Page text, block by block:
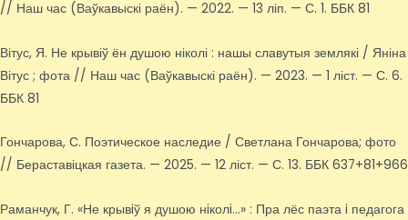
// Наш час (Ваўкавыскі раён). — 2022. — 13 ліп. — С. 1. ББК 81
Вітус, Я. Не крывіў ён душою ніколі : нашы славутыя землякі / Яніна
Вітус ; фота // Наш час (Ваўкавыскі раён). — 2023. — 1 ліст. — С. 6.
ББК 81
Гончарова, С. Поэтическое наследие / Светлана Гончарова; фото
// Бераставіцкая газета. — 2025. — 12 ліст. — С. 13. ББК 637+81+966
Раманчук, Г. «Не крывiў я душою нiколi…» : Пра лёс паэта i педагога